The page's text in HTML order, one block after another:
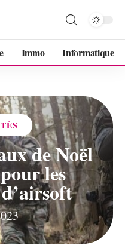
Immo Informatique
de Noël
les